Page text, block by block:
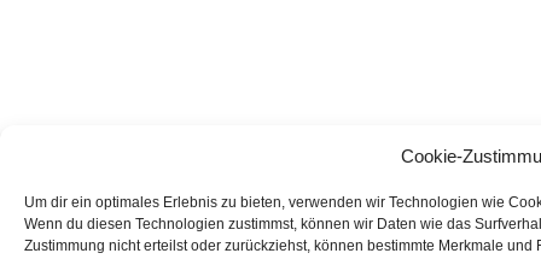
Cookie-
Um dir ein optimales Erlebnis zu bieten, verwenden wir Technologien wie
Wenn du diesen Technologien zustimmst, können wir Daten wie das
Zustimmung nicht erteilst oder zurückziehst, können bestimmte Merkmale